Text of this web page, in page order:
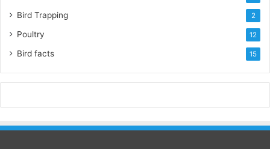
Bird Trapping 2
Poultry 12
Bird facts 15